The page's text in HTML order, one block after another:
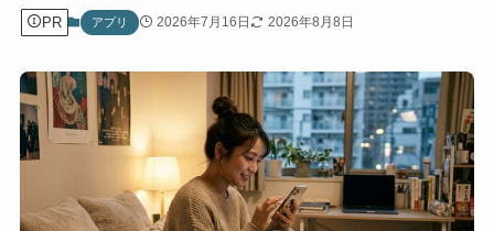
PR アプリ 2026年7月16日 2026年8月8日